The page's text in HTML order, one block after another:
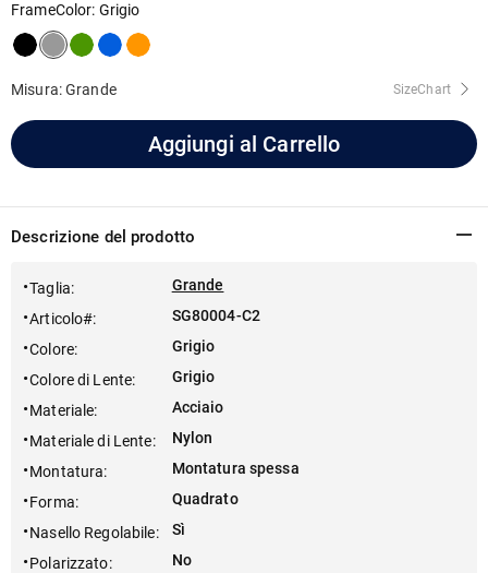
FrameColor: Grigio
Misura: Grande SizeChart
Aggiungi al Carrello
Descrizione del prodotto
Taglia:
Grande
Articolo#:
SG80004-C2
Colore:
Grigio
Colore di Lente:
Grigio
Materiale:
Acciaio
Materiale di Lente:
Nylon
Montatura:
Montatura spessa
Forma:
Quadrato
Nasello Regolabile:
Sì
Polarizzato:
No